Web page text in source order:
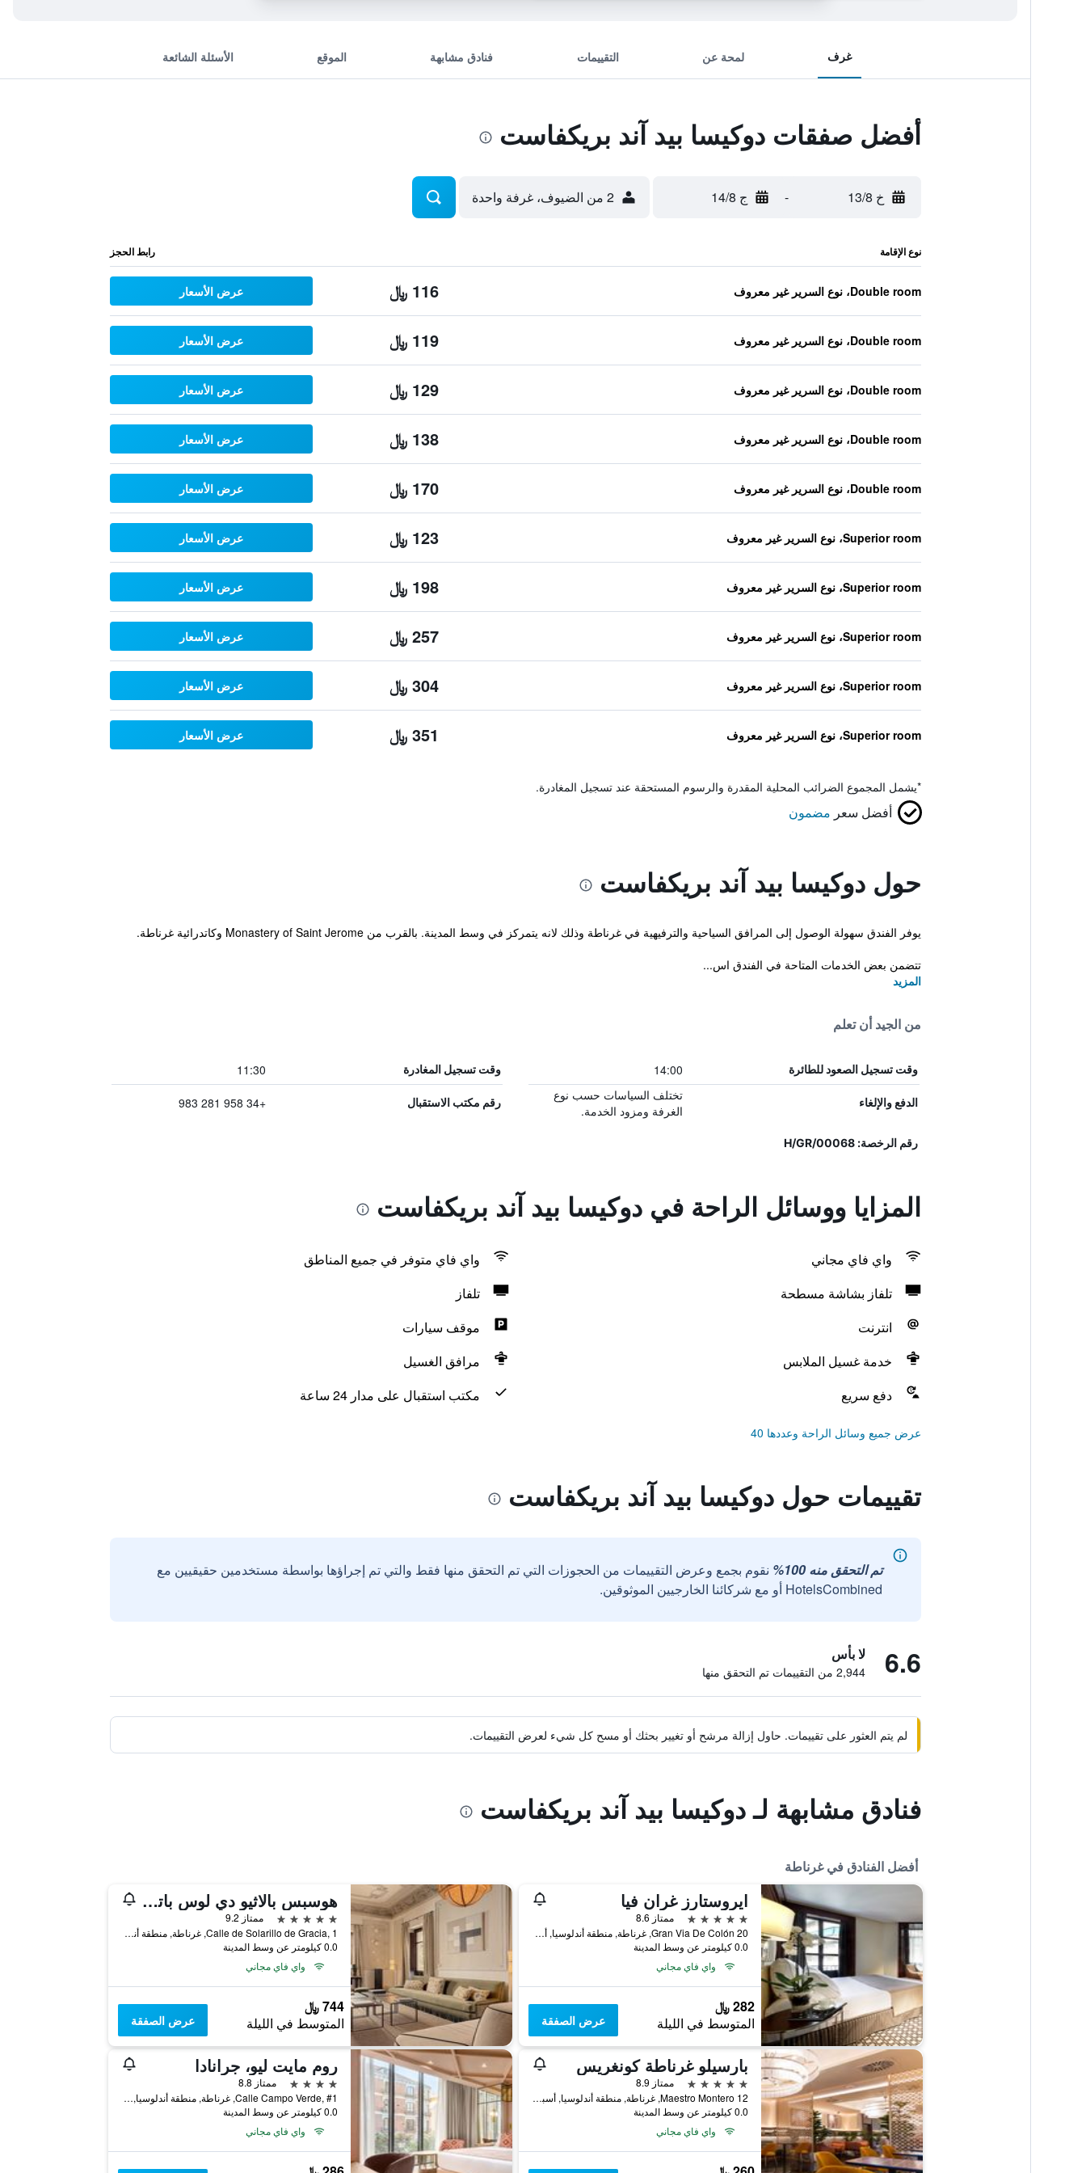
غرف لمحة عن التقييمات فنادق مشابهة الموقع الأسئلة الشائعة
أفضل صفقات دوكيسا بيد آند بريكفاست
خ 13/8 - ج 14/8 2 من الضيوف، غرفة واحدة
نوع الإقامة رابط الحجز
Double room، نوع السرير غير معروف 116 ﷼ عرض الأسعار
Double room، نوع السرير غير معروف 119 ﷼ عرض الأسعار
Double room، نوع السرير غير معروف 129 ﷼ عرض الأسعار
Double room، نوع السرير غير معروف 138 ﷼ عرض الأسعار
Double room، نوع السرير غير معروف 170 ﷼ عرض الأسعار
Superior room، نوع السرير غير معروف 123 ﷼ عرض الأسعار
Superior room، نوع السرير غير معروف 198 ﷼ عرض الأسعار
Superior room، نوع السرير غير معروف 257 ﷼ عرض الأسعار
Superior room، نوع السرير غير معروف 304 ﷼ عرض الأسعار
Superior room، نوع السرير غير معروف 351 ﷼ عرض الأسعار
*يشمل المجموع الضرائب المحلية المقدرة والرسوم المستحقة عند تسجيل المغادرة.
أفضل سعر مضمون
حول دوكيسا بيد آند بريكفاست
يوفر الفندق سهولة الوصول إلى المرافق السياحية والترفيهية في غرناطة وذلك لانه يتمركز في وسط المدينة. بالقرب من Monastery of Saint Jerome وكاتدرائية غرناطة.
تتضمن بعض الخدمات المتاحة في الفندق اس...
المزيد
من الجيد أن تعلم
وقت تسجيل الصعود للطائرة 14:00 وقت تسجيل المغادرة 11:30
الدفع والإلغاء
تختلف السياسات حسب نوع
الغرفة ومزود الخدمة.
رقم مكتب الاستقبال +34 958 281 983
رقم الرخصة: H/GR/00068
المزايا ووسائل الراحة في دوكيسا بيد آند بريكفاست
واي فاي مجاني
واي فاي متوفر في جميع المناطق
تلفاز بشاشة مسطحة
تلفاز
انترنت
موقف سيارات
خدمة غسيل الملابس
مرافق الغسيل
دفع سريع
مكتب استقبال على مدار 24 ساعة
عرض جميع وسائل الراحة وعددها 40
تقييمات حول دوكيسا بيد آند بريكفاست
تم التحقق منه 100%
نقوم بجمع وعرض التقييمات من الحجوزات التي تم التحقق منها فقط والتي تم إجراؤها بواسطة مستخدمين حقيقيين مع
HotelsCombined أو مع شركائنا الخارجيين الموثوقين.
6.6 لا بأس
2,944 من التقييمات تم التحقق منها
لم يتم العثور على تقييمات. حاول إزالة مرشح أو تغيير بحثك أو مسح كل شيء لعرض التقييمات.
فنادق مشابهة لـ دوكيسا بيد آند بريكفاست
أفضل الفنادق في غرناطة
ايروستارز غران فيا
5 نجوم
ممتاز 8.6
Gran Via De Colón 20, غرناطة, منطقة أندلوسيا, أسبانيا
0.0 كيلومتر عن وسط المدينة
واي فاي مجاني
282 ﷼
المتوسط في الليلة عرض الصفقة
هوسبس بالاثيو دي لوس باتوس، آ ميمبر أوف ديزاين هوتلز
5 نجوم
ممتاز 9.2
Calle de Solarillo de Gracia, 1, غرناطة, منطقة أندلوسيا, أسبانيا
0.0 كيلومتر عن وسط المدينة
واي فاي مجاني
744 ﷼
المتوسط في الليلة عرض الصفقة
بارسيلو غرناطة كونغريس
5 نجوم
ممتاز 8.9
Maestro Montero 12, غرناطة, منطقة أندلوسيا, أسبانيا
0.0 كيلومتر عن وسط المدينة
واي فاي مجاني
روم مايت ليو، جرانادا
4 نجوم
ممتاز 8.8
Calle Campo Verde, #1, غرناطة, منطقة أندلوسيا, أسبانيا
0.0 كيلومتر عن وسط المدينة
واي فاي مجاني